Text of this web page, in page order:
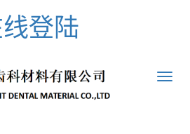
登陆